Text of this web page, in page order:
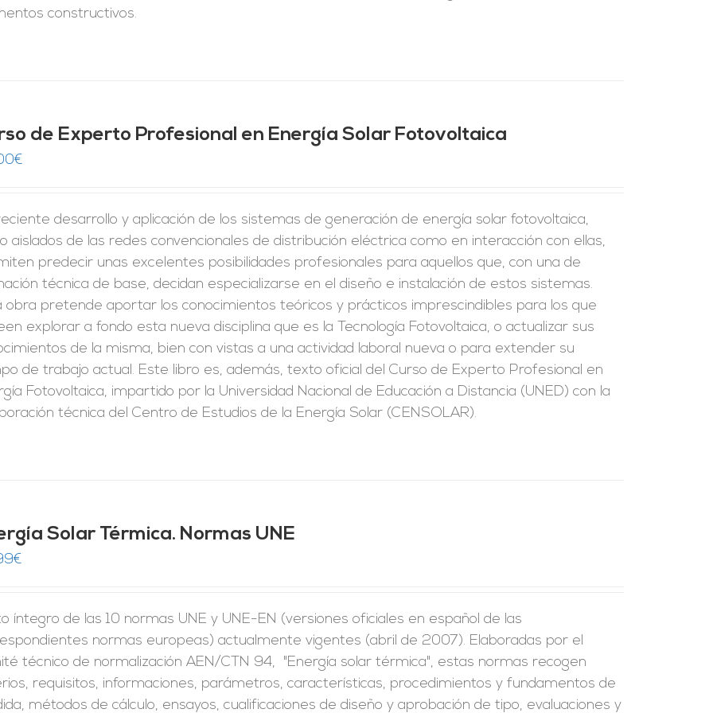
constructivos.
de Experto Profesional en Energía Solar Fotovoltaica
€
desarrollo y aplicación de los sistemas de generación de energía solar fotovoltaica,
aislados de las redes convencionales de distribución eléctrica como en interacción con ellas,
predecir unas excelentes posibilidades profesionales para aquellos que, con una de
técnica de base, decidan especializarse en el diseño e instalación de estos sistemas.
obra pretende aportar los conocimientos teóricos y prácticos imprescindibles para los que
explorar a fondo esta nueva disciplina que es la Tecnología Fotovoltaica, o actualizar sus
de la misma, bien con vistas a una actividad laboral nueva o para extender su
de trabajo actual. Este libro es, además, texto oficial del Curso de Experto Profesional en
Fotovoltaica, impartido por la Universidad Nacional de Educación a Distancia (UNED) con la
técnica del Centro de Estudios de la Energía Solar (CENSOLAR).
Solar Térmica. Normas UNE
€
íntegro de las 10 normas UNE y UNE-EN (versiones oficiales en español de las
normas europeas) actualmente vigentes (abril de 2007). Elaboradas por el
técnico de normalización AEN/CTN 94, "Energía solar térmica", estas normas recogen
requisitos, informaciones, parámetros, características, procedimientos y fundamentos de
métodos de cálculo, ensayos, cualificaciones de diseño y aprobación de tipo, evaluaciones y